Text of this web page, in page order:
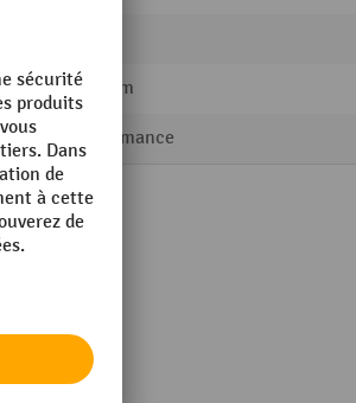
350 mm
Performance